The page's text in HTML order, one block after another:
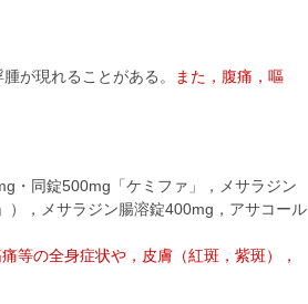
腫が現れることがある。
また，腹痛，嘔
・同錠500mg「ケミファ」，メサラジン
），メサラジン腸溶錠400mg，アサコール
等の全身症状や，皮膚（紅斑，紫斑），